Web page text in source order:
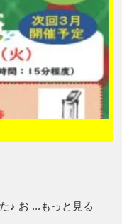
♪ お ...もっと見る